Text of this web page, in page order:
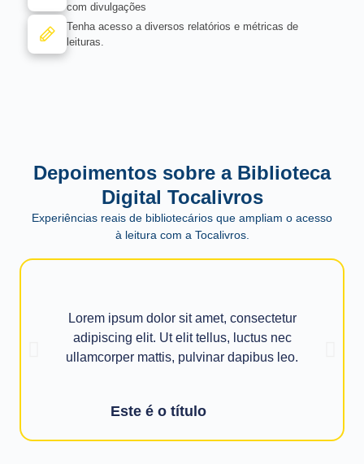
com divulgações
Tenha acesso a diversos relatórios e métricas de
leituras.
Depoimentos sobre a Biblioteca
Digital Tocalivros
Experiências reais de bibliotecários que ampliam o acesso
à leitura com a Tocalivros.
Lorem ipsum dolor sit amet, consectetur
adipiscing elit. Ut elit tellus, luctus nec
ullamcorper mattis, pulvinar dapibus leo.
Este é o título